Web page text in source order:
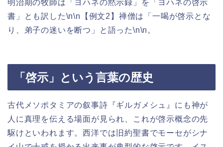
明治期の牧師は「ヨハネの黙示録」を「ヨハネの啓示
書」とも訳した\n\n【例文2】禅僧は「一喝が啓示とな
り、弟子の迷いを断つ」と語った\n\n。
「啓示」という言葉の歴史
古代メソポタミアの叙事詩『ギルガメシュ』にも神が
人に真理を伝える場面が見られ、これが啓示概念の先
駆けといわれます。西洋では旧約聖書でモーセがシナ